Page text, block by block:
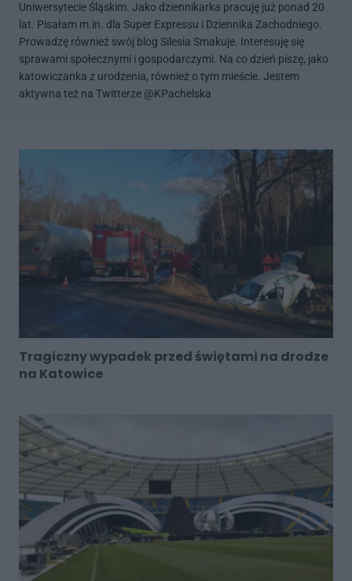
Uniwersytecie Śląskim. Jako dziennikarka pracuję już ponad 20
lat. Pisałam m.in. dla Super Expressu i Dziennika Zachodniego.
Prowadzę również swój blog Silesia Smakuje. Interesuję się
sprawami społecznymi i gospodarczymi. Na co dzień piszę, jako
katowiczanka z urodzenia, również o tym mieście. Jestem
aktywna też na Twitterze @KPachelska
Tragiczny wypadek przed świętami na drodze
na Katowice